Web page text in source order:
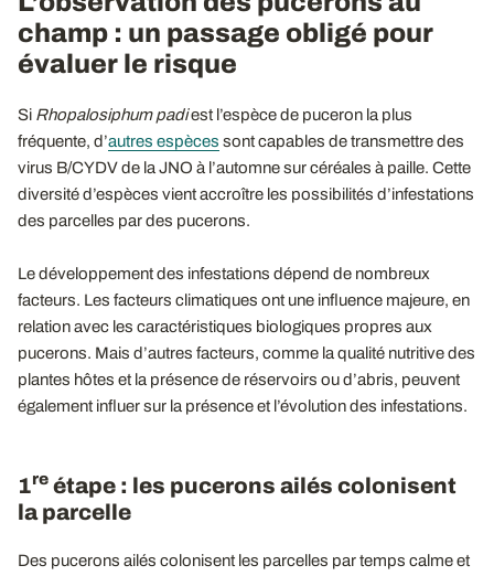
champ : un passage obligé pour
évaluer le risque
Si Rhopalosiphum padiest l’espèce de puceron la plus
fréquente, d’autres espèces sont capables de transmettre des
virus B/CYDV de la JNO à l’automne sur céréales à paille. Cette
diversité d’espèces vient accroître les possibilités d’infestations
des parcelles par des pucerons.
Le développement des infestations dépend de nombreux
facteurs. Les facteurs climatiques ont une influence majeure, en
relation avec les caractéristiques biologiques propres aux
pucerons. Mais d’autres facteurs, comme la qualité nutritive des
plantes hôtes et la présence de réservoirs ou d’abris, peuvent
également influer sur la présence et l’évolution des infestations.
1re étape : les pucerons ailés colonisent
la parcelle
Des pucerons ailés colonisent les parcelles par temps calme et